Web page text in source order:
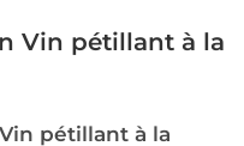
Vin pétillant à la
pétillant à la